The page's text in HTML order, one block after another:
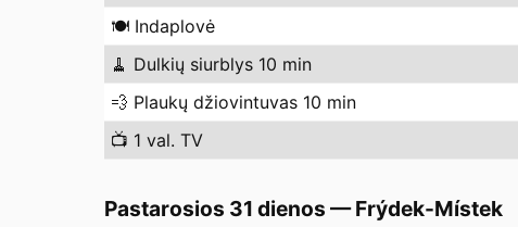
🍽️ Indaplovė
🧹 Dulkių siurblys 10 min
💨 Plaukų džiovintuvas 10 min
📺 1 val. TV
Pastarosios 31 dienos —Frýdek-Místek